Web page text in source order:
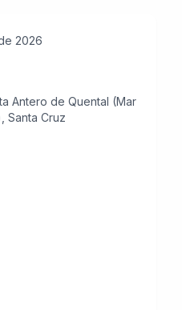
2026
Antero de Quental (Mar
Santa Cruz